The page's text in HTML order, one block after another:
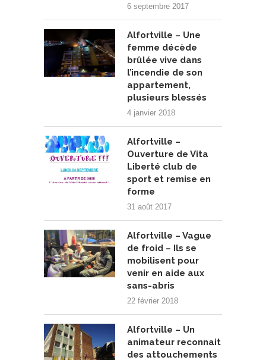
6 septembre 2017
Alfortville – Une
femme décède
brûlée vive dans
l’incendie de son
appartement,
plusieurs blessés
4 janvier 2018
Alfortville –
Ouverture de Vita
Liberté club de
sport et remise en
forme
31 août 2017
Alfortville – Vague
de froid – Ils se
mobilisent pour
venir en aide aux
sans-abris
22 février 2018
Alfortville – Un
animateur reconnait
des attouchements